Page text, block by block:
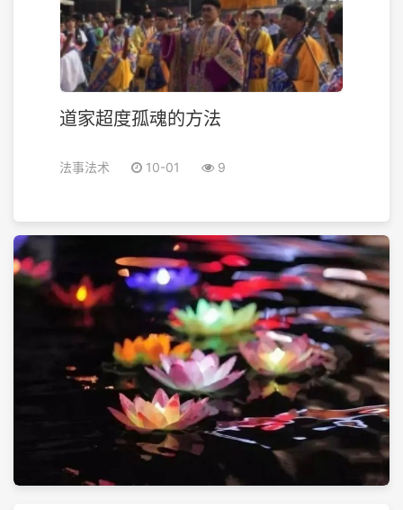
道家超度孤魂的方法
法事法术 10-01 9